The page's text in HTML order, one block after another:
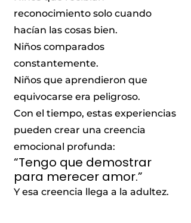
reconocimiento solo cuando
hacían las cosas bien.
Niños comparados
constantemente.
Niños que aprendieron que
equivocarse era peligroso.
Con el tiempo, estas experiencias
pueden crear una creencia
emocional profunda:
“Tengo que demostrar
para merecer amor.”
Y esa creencia llega a la adultez.